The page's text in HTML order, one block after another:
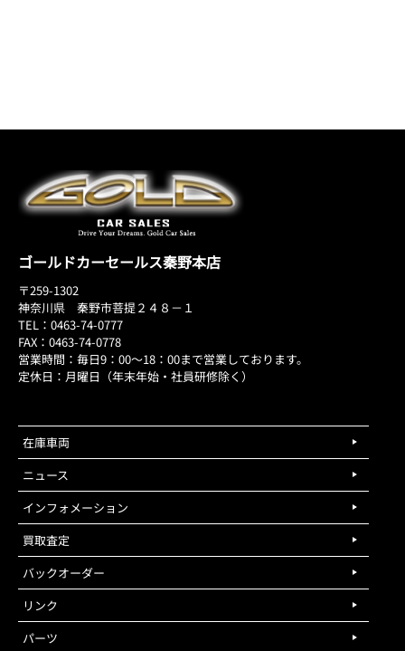
ゴールドカーセールス秦野本店
〒259-1302
神奈川県 秦野市菩提２４８－１
TEL：0463-74-0777
FAX：0463-74-0778
営業時間：毎日9：00～18：00まで営業しております。
定休日：月曜日（年末年始・社員研修除く）
在庫車両
ニュース
インフォメーション
買取査定
バックオーダー
リンク
パーツ